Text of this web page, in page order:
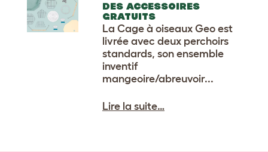
DES ACCESSOIRES
GRATUITS
La Cage à oiseaux Geo est
livrée avec deux perchoirs
standards, son ensemble
inventif
mangeoire/abreuvoir...
Lire la suite…